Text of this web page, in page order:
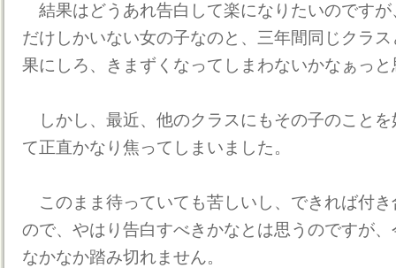
結果はどうあれ告白して楽になりたいのです
だけしかいない女の子なのと、三年間同じクラ
果にしろ、きまずくなってしまわないかなぁっ
しかし、最近、他のクラスにもその子のこと
て正直かなり焦ってしまいました。
このまま待っていても苦しいし、できれば付
ので、やはり告白すべきかなとは思うのですが
なかなか踏み切れません。